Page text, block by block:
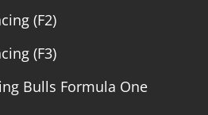
(F2)
(F3)
Bulls Formula One